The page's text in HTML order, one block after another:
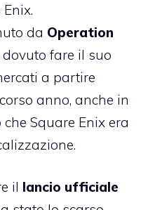
da Operation
fare il suo
a partire
anno, anche in
Square Enix era
il lancio ufficiale